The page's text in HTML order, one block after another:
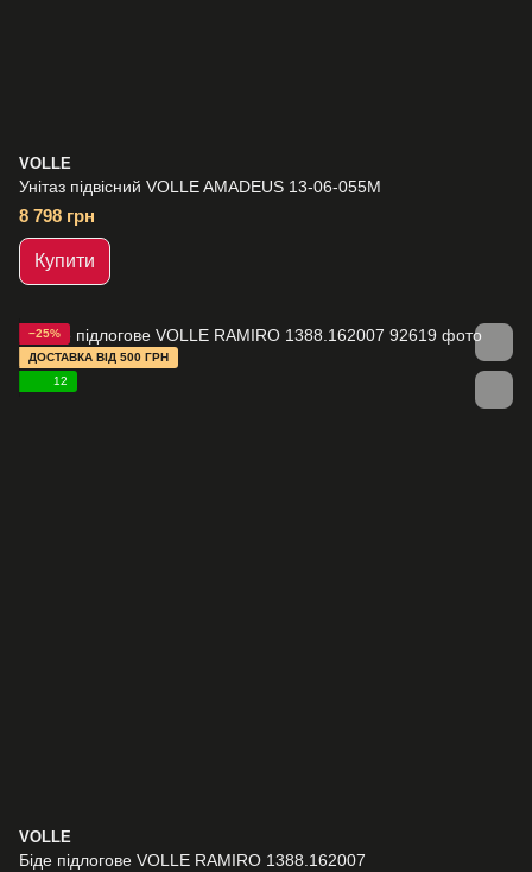
VOLLE
Унітаз підвісний VOLLE AMADEUS 13-06-055M
8 798 грн
Купити
−25%
ДОСТАВКА ВІД 500 ГРН
12
VOLLE
Біде підлогове VOLLE RAMIRO 1388.162007